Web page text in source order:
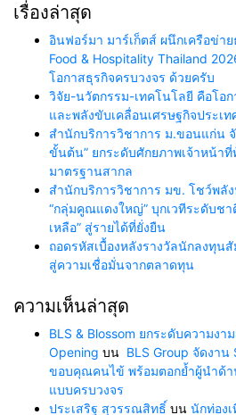
เรื่องล่าสุด
อินฟอร์มา มาร์เก็ตส์ ผนึกเครือข่า
Food & Hospitality Thailand
โอกาสธุรกิจครบวงจร ด้วยครับ
วิจัย-นวัตกรรม-เทคโนโลยี คือโอ
และพลังขับเคลื่อนเศรษฐกิจประเท
สำนักบริการวิชาการ ม.ขอนแก่น
ขั้นต้น” ยกระดับศักยภาพเจ้าหน้า
มาตรฐานสากล
สำนักบริการวิชาการ มข. โชว์พลั
“กลุ่มคูณแดงใหญ่” บุกเวทีระดับชา
เหลือ” สู่รายได้ที่ยั่งยืน
ถอดรหัสเบื้องหลังรางวัลนักลงทุน
สู่ความเชื่อมั่นจากตลาดทุน
ความเห็นล่าสุด
BLS & Blossom ยกระดับความง
Opening บน BLS Group จัดงาน
ขอบคุณคนไข้ พร้อมตอกย้ำผู้นำด้า
แบบครบวงจร
ประเสริฐ สุวรรณสิทธิ์ บน นักท่อง